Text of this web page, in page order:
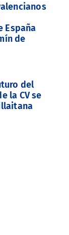
España
de
del
la CV se